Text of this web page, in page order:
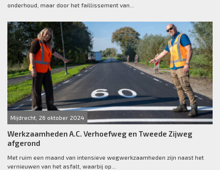
onderhoud, maar door het faillissement van...
Mijdrecht, 26 oktober 2024
Werkzaamheden A.C. Verhoefweg en Tweede Zijweg
afgerond
Met ruim een maand van intensieve wegwerkzaamheden zijn naast het
vernieuwen van het asfalt, waarbij op...